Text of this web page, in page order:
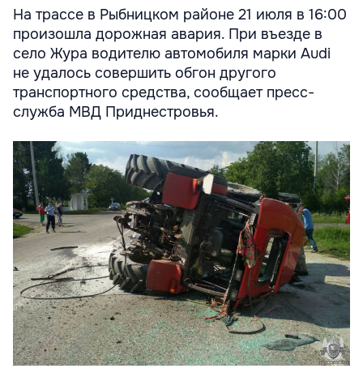
На трассе в Рыбницком районе 21 июля в 16:00
произошла дорожная авария. При въезде в
село Жура водителю автомобиля марки Audi
не удалось совершить обгон другого
транспортного средства, сообщает пресс-
служба МВД Приднестровья.